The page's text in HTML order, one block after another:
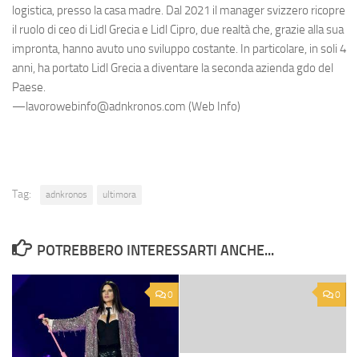
logistica, presso la casa madre. Dal 2021 il manager svizzero ricopre
il ruolo di ceo di Lidl Grecia e Lidl Cipro, due realtà che, grazie alla sua
impronta, hanno avuto uno sviluppo costante. In particolare, in soli 4
anni, ha portato Lidl Grecia a diventare la seconda azienda gdo del
Paese.
—lavorowebinfo@adnkronos.com (Web Info)
Tag: adnkronos ultimora
POTREBBERO INTERESSARTI ANCHE...
0 0